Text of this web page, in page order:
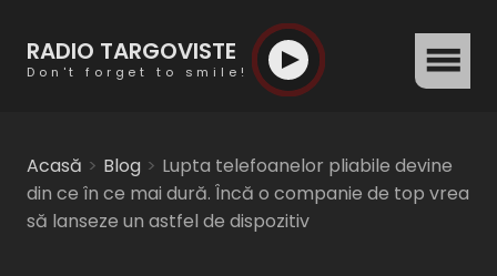
RADIO TARGOVISTE
Don't forget to smile! menu
Acasă Blog
Lupta telefoanelor pliabile devine
din ce în ce mai dură. Încă o companie de top vrea
să lanseze un astfel de dispozitiv